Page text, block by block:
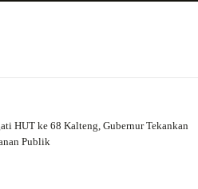
HUT ke 68 Kalteng, Gubernur Tekankan
Publik